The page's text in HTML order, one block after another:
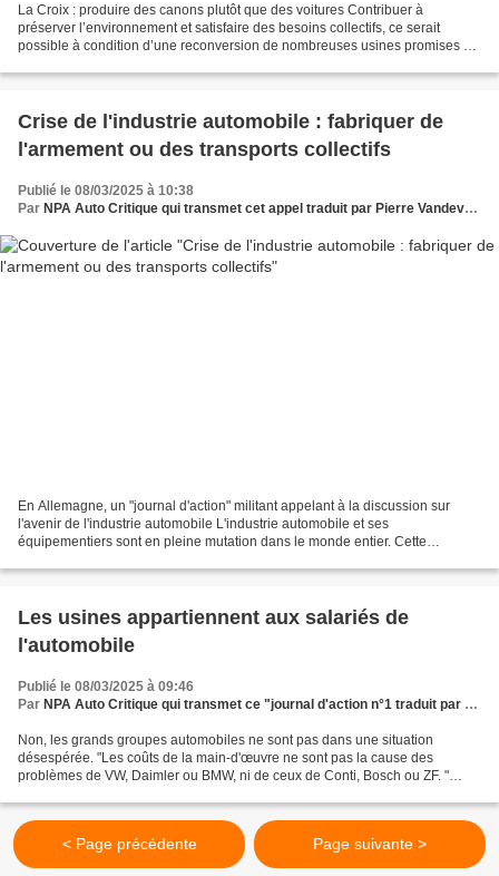
La Croix : produire des canons plutôt que des voitures Contribuer à
préserver l’environnement et satisfaire des besoins collectifs, ce serait
possible à condition d’une reconversion de nombreuses usines promises à
Crise de l'industrie automobile : fabriquer de
l'armement ou des transports collectifs
Publié le 08/03/2025 à 10:38
Par NPA Auto Critique qui transmet cet appel traduit par Pierre Vandevoorde
En Allemagne, un "journal d'action" militant appelant à la discussion sur
l'avenir de l'industrie automobile L'industrie automobile et ses
équipementiers sont en pleine mutation dans le monde entier. Cette
Les usines appartiennent aux salariés de
l'automobile
Publié le 08/03/2025 à 09:46
Par NPA Auto Critique qui transmet ce "journal d'action n°1 traduit par Pierre Vandevoorde
Non, les grands groupes automobiles ne sont pas dans une situation
désespérée. "Les coûts de la main-d'œuvre ne sont pas la cause des
problèmes de VW, Daimler ou BMW, ni de ceux de Conti, Bosch ou ZF. "
< Page précédente Page suivante >